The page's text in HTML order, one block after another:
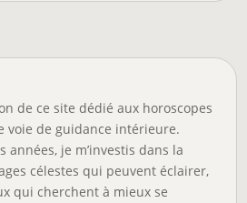
de ce site dédié aux horoscopes
voie de guidance intérieure.
années, je m’investis dans la
célestes qui peuvent éclairer,
qui cherchent à mieux se